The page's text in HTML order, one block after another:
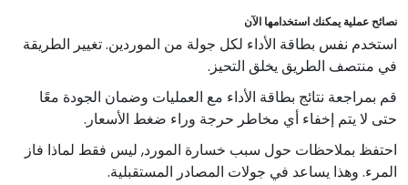
نصائح عملية يمكنك استخدامها الآن
استخدم نفس بطاقة الأداء لكل جولة من الموردين. تغيير الطريقة
في منتصف الطريق يخلق التحيز.
قم بمراجعة نتائج بطاقة الأداء مع العمليات وضمان الجودة معًا
حتى لا يتم إخفاء أي مخاطر حرجة وراء ضغط الأسعار.
احتفظ بملاحظات حول سبب خسارة المورد, ليس فقط لماذا فاز
المرء. وهذا يساعد في جولات المصادر المستقبلية.